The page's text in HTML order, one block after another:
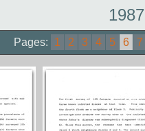
Pages: 1 2 3 4 5 6 7